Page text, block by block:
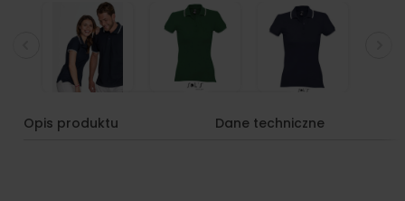
Opis produktu Dane techniczne